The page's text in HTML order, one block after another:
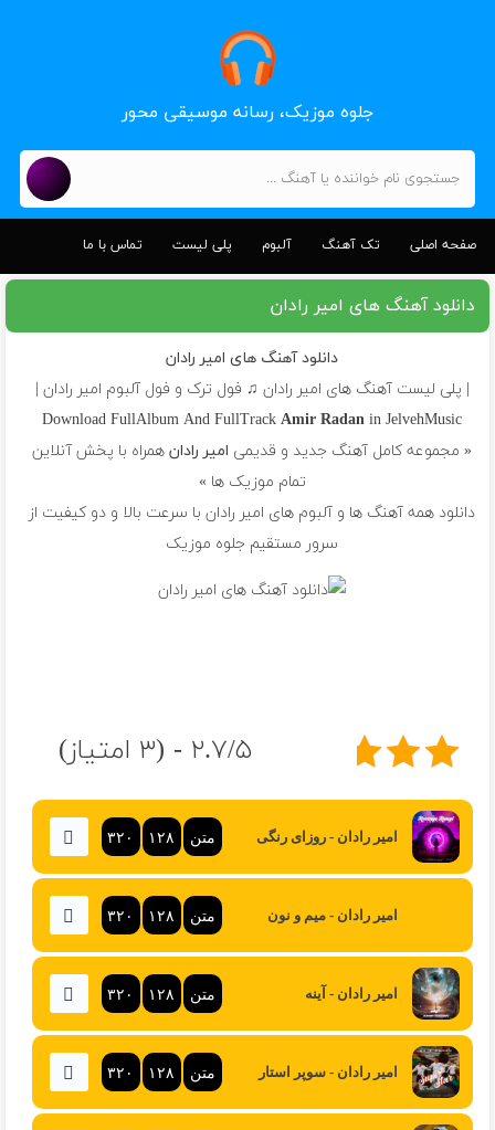
جلوه موزیک، رسانه موسیقی محور
صفحه اصلی تک آهنگ آلبوم پلی لیست تماس با ما
دانلود آهنگ های امیر رادان
دانلود آهنگ های امیر رادان
| پلی لیست آهنگ های امیر رادان ♫ فول ترک و فول آلبوم امیر رادان |
Download FullAlbum And FullTrackAmir Radanin JelvehMusic
« مجموعه کامل آهنگ جدید و قدیمی امیر رادانهمراه با پخش آنلاین
تمام موزیک ها »
دانلود همه آهنگ ها و آلبوم های امیر رادان با سرعت بالا و دو کیفیت از
سرور مستقیم جلوه موزیک
۲.۷/۵ - (۳ امتیاز)
امیر رادان - روزای رنگی متن ۱۲۸ ۳۲۰
امیر رادان - میم و نون متن ۱۲۸ ۳۲۰
امیر رادان - آینه متن ۱۲۸ ۳۲۰
امیر رادان - سوپر استار متن ۱۲۸ ۳۲۰